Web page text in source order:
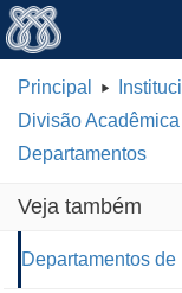
Principal
Divisão Acadêmica
Departamentos
Veja também
Departamentos de